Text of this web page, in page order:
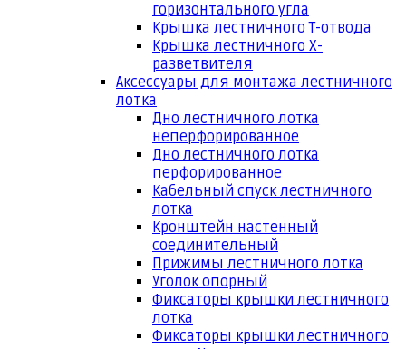
горизонтального угла
Крышка лестничного Т-отвода
Крышка лестничного Х-
разветвителя
Аксессуары для монтажа лестничного
лотка
Дно лестничного лотка
неперфорированное
Дно лестничного лотка
перфорированное
Кабельный спуск лестничного
лотка
Кронштейн настенный
соединительный
Прижимы лестничного лотка
Уголок опорный
Фиксаторы крышки лестничного
лотка
Фиксаторы крышки лестничного